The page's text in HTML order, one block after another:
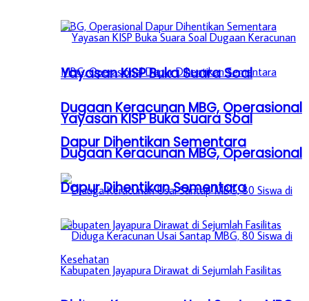
Yayasan KISP Buka Suara Soal
Dugaan Keracunan MBG, Operasional
Dapur Dihentikan Sementara
Yayasan KISP Buka Suara Soal
Dugaan Keracunan MBG, Operasional
Dapur Dihentikan Sementara